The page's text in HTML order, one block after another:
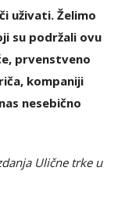
uživati. Želimo
su podržali ovu
prvenstveno
kompaniji
nesebično
Ulične trke u